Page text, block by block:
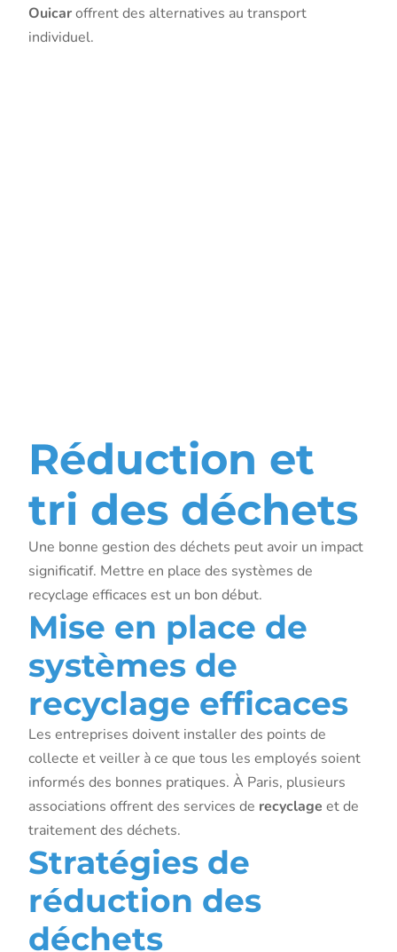
Ouicaroffrent des alternatives au transport
individuel.
Réduction et
tri des déchets
Une bonne gestion des déchets peut avoir un impact
significatif. Mettre en place des systèmes de
recyclage efficaces est un bon début.
Mise en place de
systèmes de
recyclage efficaces
Les entreprises doivent installer des points de
collecte et veiller à ce que tous les employés soient
informés des bonnes pratiques. À Paris, plusieurs
associations offrent des services de recyclage et de
traitement des déchets.
Stratégies de
réduction des
déchets